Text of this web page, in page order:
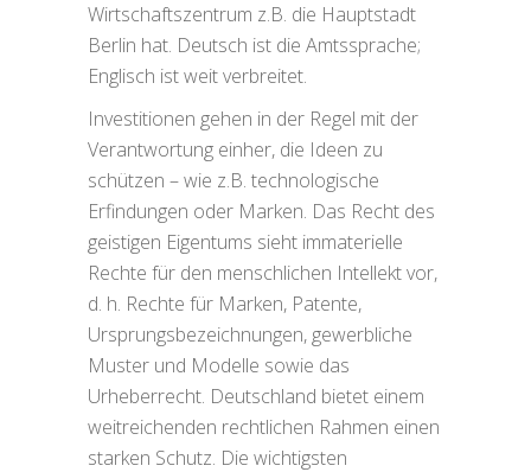
Wirtschaftszentrum z.B. die Hauptstadt
Berlin hat. Deutsch ist die Amtssprache;
Englisch ist weit verbreitet.
Investitionen gehen in der Regel mit der
Verantwortung einher, die Ideen zu
schützen – wie z.B. technologische
Erfindungen oder Marken. Das Recht des
geistigen Eigentums sieht immaterielle
Rechte für den menschlichen Intellekt vor,
d. h. Rechte für Marken, Patente,
Ursprungsbezeichnungen, gewerbliche
Muster und Modelle sowie das
Urheberrecht. Deutschland bietet einem
weitreichenden rechtlichen Rahmen einen
starken Schutz. Die wichtigsten